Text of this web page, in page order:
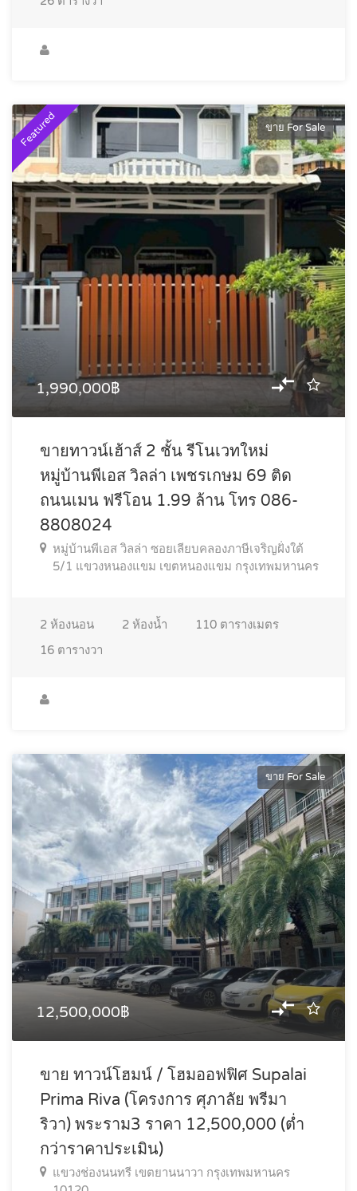
Featured ขาย For Sale
1,990,000฿
ขายทาวน์เฮ้าส์ 2 ชั้น รีโนเวทใหม่
หมู่บ้านพีเอส วิลล่า เพชรเกษม 69 ติด
ถนนเมน ฟรีโอน 1.99 ล้าน โทร 086-
8808024
หมู่บ้านพีเอส วิลล่า ซอยเลียบคลองภาษีเจริญฝั่งใต้
5/1 แขวงหนองแขม เขตหนองแขม กรุงเทพมหานคร
2 ห้องนอน 2 ห้องน้ำ 110 ตารางเมตร
16 ตารางวา
ขาย For Sale
12,500,000฿
ขาย ทาวน์โฮมน์ / โฮมออฟฟิศ Supalai
Prima Riva (โครงการ ศุภาลัย พรีมา
ริวา) พระราม3 ราคา 12,500,000 (ต่ำ
กว่าราคาประเมิน)
แขวงช่องนนทรี เขตยานนาวา กรุงเทพมหานคร